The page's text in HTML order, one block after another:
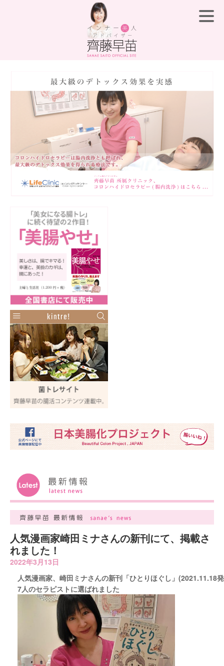
人気漫画家崎田ミナさんの新刊にて、掲載さ
れました！
2022年3月13日
人気漫画家、崎田ミナさんの新刊「ひとりほぐし」(2021.11.18
7人のセラピストに選ばれました